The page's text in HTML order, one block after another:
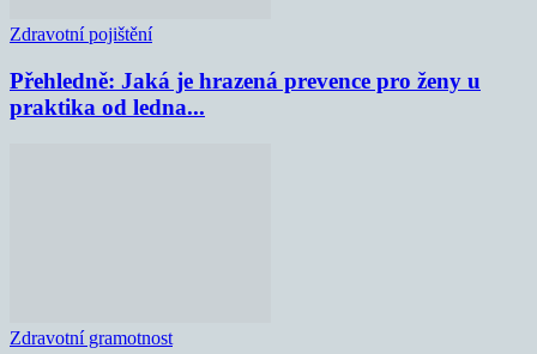
Zdravotní pojištění
Přehledně: Jaká je hrazená prevence pro ženy u
praktika od ledna...
Zdravotní gramotnost